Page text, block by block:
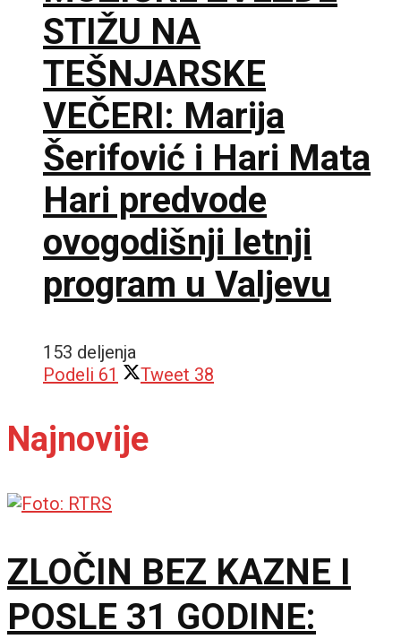
STIŽU NA
TEŠNJARSKE
VEČERI: Marija
Šerifović i Hari Mata
Hari predvode
ovogodišnji letnji
program u Valjevu
153 deljenja
Podeli 61 Tweet 38
Najnovije
ZLOČIN BEZ KAZNE I
POSLE 31 GODINE: